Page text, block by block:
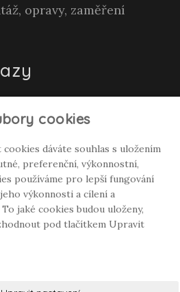
opravy, zaměření
Renata Polívková
cookies
dáváte souhlas s uložením
preferenční, výkonnostní,
používáme pro lepší fungování
výkonnosti a cílení a
jaké cookies budou uloženy,
pod tlačítkem Upravit